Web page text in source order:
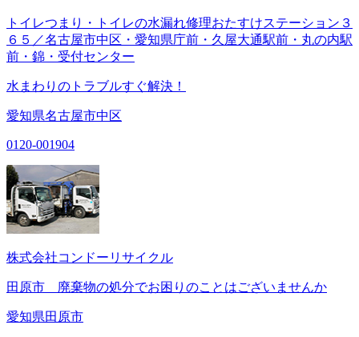
トイレつまり・トイレの水漏れ修理おたすけステーション３
６５／名古屋市中区・愛知県庁前・久屋大通駅前・丸の内駅
前・錦・受付センター
水まわりのトラブルすぐ解決！
愛知県名古屋市中区
0120-001904
株式会社コンドーリサイクル
田原市 廃棄物の処分でお困りのことはございませんか
愛知県田原市